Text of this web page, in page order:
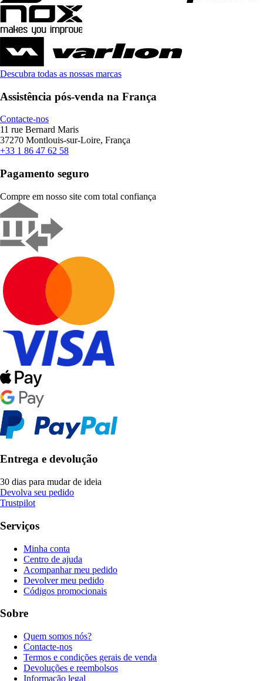
Descubra todas as nossas marcas
Assistência pós-venda na França
Contacte-nos
11 rue Bernard Maris
37270 Montlouis-sur-Loire, França
+33 1 86 47 62 58
Pagamento seguro
Compre em nosso site com total confiança
Entrega e devolução
30 dias para mudar de ideia
Devolva seu pedido
Trustpilot
Serviços
Minha conta
Centro de ajuda
Acompanhar meu pedido
Devolver meu pedido
Códigos promocionais
Sobre
Quem somos nós?
Contacte-nos
Termos e condições gerais de venda
Devoluções e reembolsos
Informação legal